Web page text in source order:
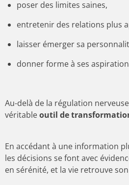
poser des limites saines,
entretenir des relations plus
laisser émerger sa
donner forme à ses
Au-delà de la régulation
véritableoutil de
En accédant à une information
les décisions se font avec
en sérénité, et la vie retrouve